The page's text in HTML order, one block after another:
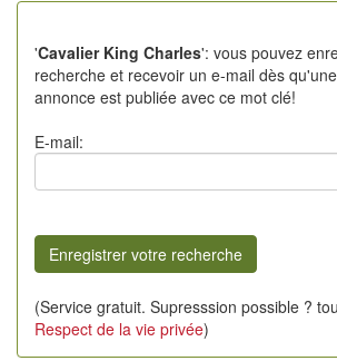
'Cavalier King Charles': vous pouvez
recherche et recevoir un e-mail dès
annonce est publiée avec ce mot clé!
E-mail:
(Service gratuit. Supresssion possible ?
Respect de la vie privée)